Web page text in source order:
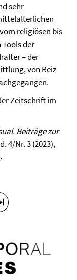
sehr
religiösen bis
der
– der
von Reiz
Zeitschrift im
Beiträge zur
4/Nr. 3 (2023),
.